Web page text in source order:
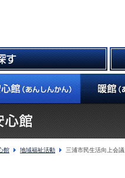
館 地域福祉活動 三浦市民生活向上会議